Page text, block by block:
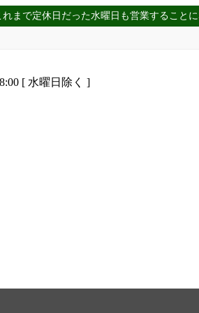
れまで定休日だった水曜日も営業することに
[ 水曜日除く ]